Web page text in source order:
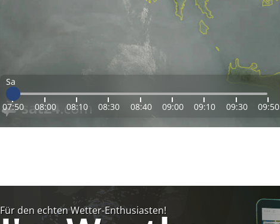
Sa
07:50 08:00 08:10 08:30 08:40 09:00 09:10 09:30 09:50
Für den echten Wetter-Enthusiasten!